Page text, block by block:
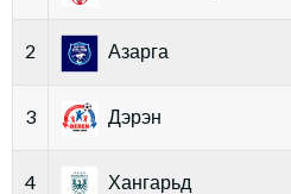
2 Азарга
3 Дэрэн
4 Хангарьд